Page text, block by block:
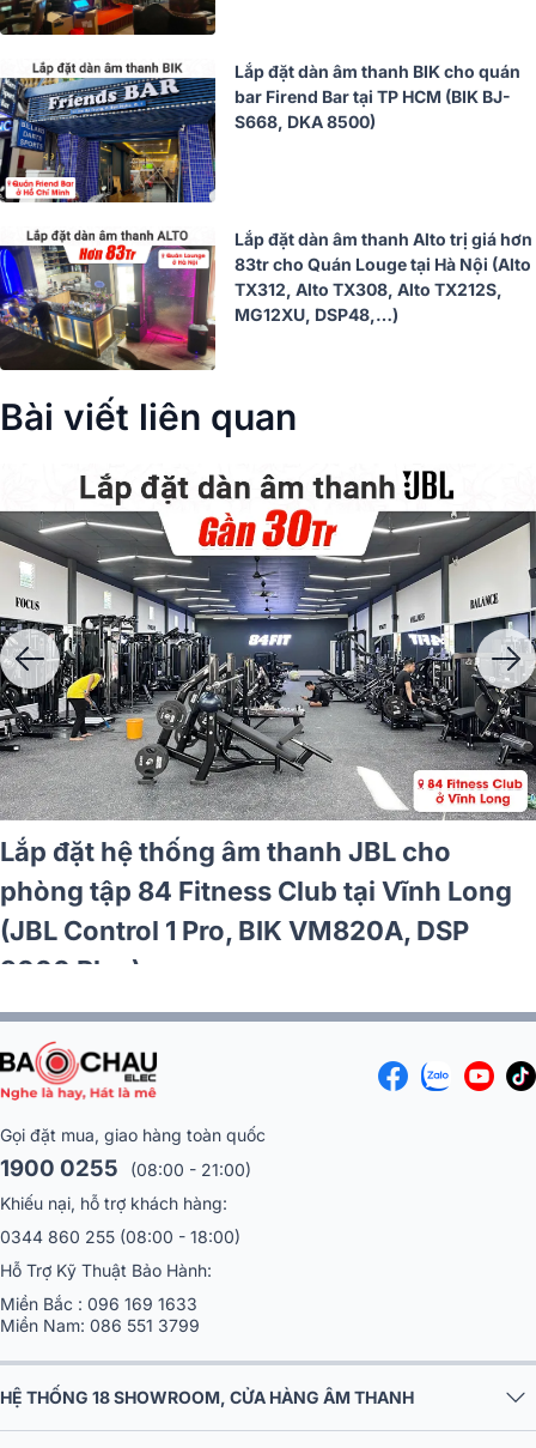
Lắp đặt dàn âm thanh BIK cho quán
bar Firend Bar tại TP HCM (BIK BJ-
S668, DKA 8500)
Lắp đặt dàn âm thanh Alto trị giá hơn
83tr cho Quán Louge tại Hà Nội (Alto
TX312, Alto TX308, Alto TX212S,
MG12XU, DSP48,…)
Bài viết liên quan
Lắp đặt hệ thống âm thanh nhạc nền ITC
cho cửa hàng Trần Tuyển Academy tại
Đồng Nai (ITC T-601X, ITC T-B40E)
Gọi đặt mua, giao hàng toàn quốc
1900 0255 (08:00 - 21:00)
Khiếu nại, hỗ trợ khách hàng:
0344 860 255(08:00 - 18:00)
Hỗ Trợ Kỹ Thuật Bảo Hành:
Miền Bắc :096 169 1633
Miền Nam:
086 551 3799
HỆ THỐNG 18 SHOWROOM, CỬA HÀNG ÂM THANH